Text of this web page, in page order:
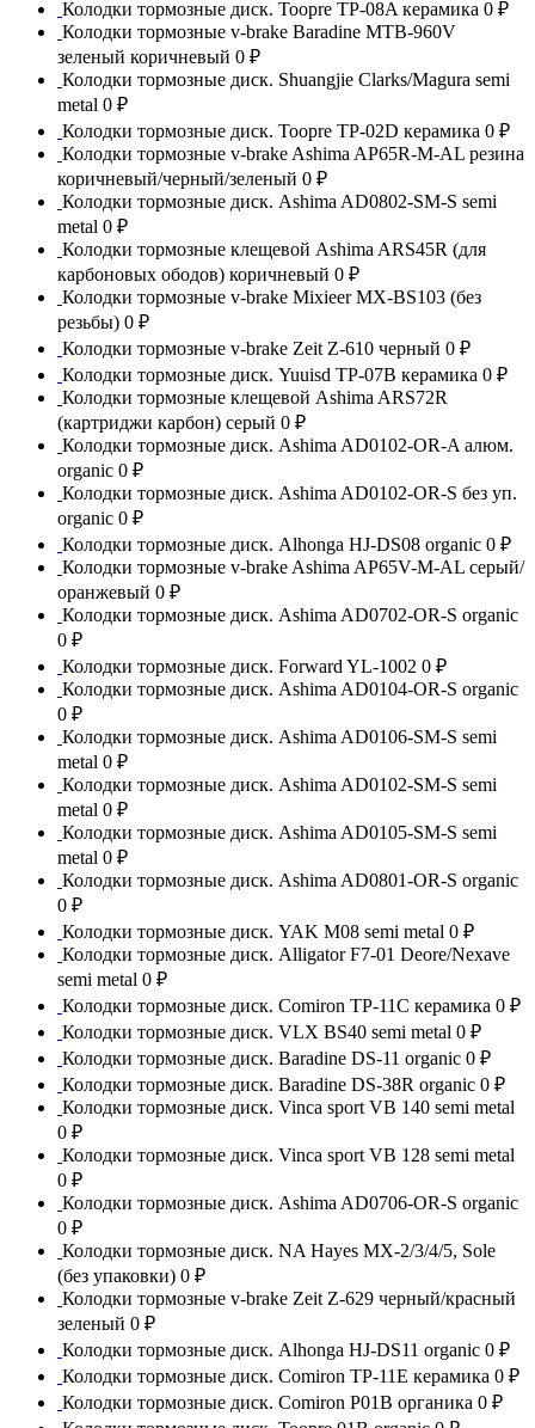
Колодки тормозные диск. Toopre TP-08A керамика 0 ₽
Колодки тормозные v-brake Baradine MTB-960V
зеленый коричневый 0 ₽
Колодки тормозные диск. Shuangjie Clarks/Magura semi
metal 0 ₽
Колодки тормозные диск. Toopre TP-02D керамика 0 ₽
Колодки тормозные v-brake Ashima AP65R-M-AL резина
коричневый/черный/зеленый 0 ₽
Колодки тормозные диск. Ashima AD0802-SM-S semi
metal 0 ₽
Колодки тормозные клещевой Ashima ARS45R (для
карбоновых ободов) коричневый 0 ₽
Колодки тормозные v-brake Mixieer MX-BS103 (без
резьбы) 0 ₽
Колодки тормозные v-brake Zeit Z-610 черный 0 ₽
Колодки тормозные диск. Yuuisd TP-07B керамика 0 ₽
Колодки тормозные клещевой Ashima ARS72R
(картриджи карбон) серый 0 ₽
Колодки тормозные диск. Ashima AD0102-OR-A алюм.
organic 0 ₽
Колодки тормозные диск. Ashima AD0102-OR-S без уп.
organic 0 ₽
Колодки тормозные диск. Alhonga HJ-DS08 organic 0 ₽
Колодки тормозные v-brake Ashima AP65V-M-AL серый/
оранжевый 0 ₽
Колодки тормозные диск. Ashima AD0702-OR-S organic
0 ₽
Колодки тормозные диск. Forward YL-1002 0 ₽
Колодки тормозные диск. Ashima AD0104-OR-S organic
0 ₽
Колодки тормозные диск. Ashima AD0106-SM-S semi
metal 0 ₽
Колодки тормозные диск. Ashima AD0102-SM-S semi
metal 0 ₽
Колодки тормозные диск. Ashima AD0105-SM-S semi
metal 0 ₽
Колодки тормозные диск. Ashima AD0801-OR-S organic
0 ₽
Колодки тормозные диск. YAK M08 semi metal 0 ₽
Колодки тормозные диск. Alligator F7-01 Deore/Nexave
semi metal 0 ₽
Колодки тормозные диск. Comiron TP-11C керамика 0 ₽
Колодки тормозные диск. VLX BS40 semi metal 0 ₽
Колодки тормозные диск. Baradine DS-11 organic 0 ₽
Колодки тормозные диск. Baradine DS-38R organic 0 ₽
Колодки тормозные диск. Vinca sport VB 140 semi metal
0 ₽
Колодки тормозные диск. Vinca sport VB 128 semi metal
0 ₽
Колодки тормозные диск. Ashima AD0706-OR-S organic
0 ₽
Колодки тормозные диск. NA Hayes MX-2/3/4/5, Sole
(без упаковки) 0 ₽
Колодки тормозные v-brake Zeit Z-629 черный/красный
зеленый 0 ₽
Колодки тормозные диск. Alhonga HJ-DS11 organic 0 ₽
Колодки тормозные диск. Comiron TP-11E керамика 0 ₽
Колодки тормозные диск. Comiron P01B органика 0 ₽